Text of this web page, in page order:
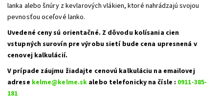
lanka alebo šnúry z kevlarových vlákien, ktoré nahrádzajú svojou
pevnosťou oceľové lanko.
Uvedené ceny sú orientačné. Z dôvodu kolísania cien
vstupných surovín pre výrobu sietí bude cena upresnená v
cenovej kalkulácií.
V prípade záujmu žiadajte cenovú kalkuláciu na emailovej
adrese kelme@kelme.sk alebo telefonicky na čísle : 0911-385-
181